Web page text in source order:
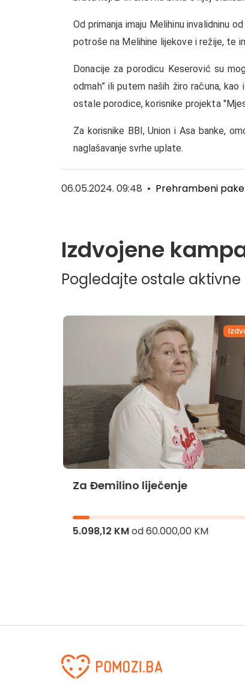
Od primanja imaju Melihinu invalidninu
potroše na Melihine lijekove i režije, te
Donacije za porodicu Keserović su
odmah” ili putem naših žiro računa,
ostale porodice, korisnike projekta
Za korisnike BBI, Union i Asa banke,
naglašavanje svrhe uplate.
06.05.2024. 09:48 • Prehrambeni
Izdvojene
Pogledajte ostale
Za Đemilino liječenje
5.098,12 KMod60.000,00 KM